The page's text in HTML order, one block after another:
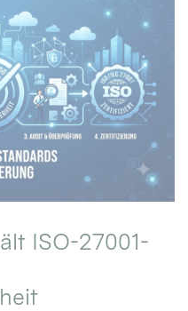
ISO-27001-